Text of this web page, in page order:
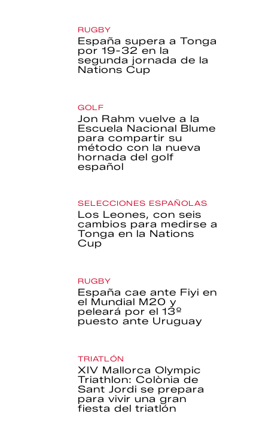
RUGBY
España supera a Tonga
por 19-32 en la
segunda jornada de la
Nations Cup
GOLF
Jon Rahm vuelve a la
Escuela Nacional Blume
para compartir su
método con la nueva
hornada del golf
español
SELECCIONES ESPAÑOLAS
Los Leones, con seis
cambios para medirse a
Tonga en la Nations
Cup
RUGBY
España cae ante Fiyi en
el Mundial M20 y
peleará por el 13º
puesto ante Uruguay
TRIATLÓN
XIV Mallorca Olympic
Triathlon: Colònia de
Sant Jordi se prepara
para vivir una gran
fiesta del triatlón